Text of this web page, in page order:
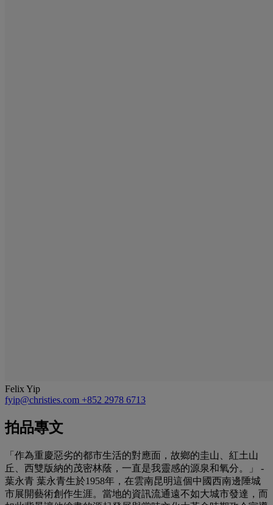
Felix Yip
fyip@christies.com +852 2978 6713
拍品專文
「作為重慶惡劣的都市生活的對應面，故鄉的圭山、紅土山
丘、西雙版納的茂密林蔭，一直是我靈感的源泉和氧分。」 -
葉永青 葉永青生於1958年，在雲南昆明這個中國西南邊陲城
市展開藝術創作生涯。當地的資訊流通遠不如大城市發達，而